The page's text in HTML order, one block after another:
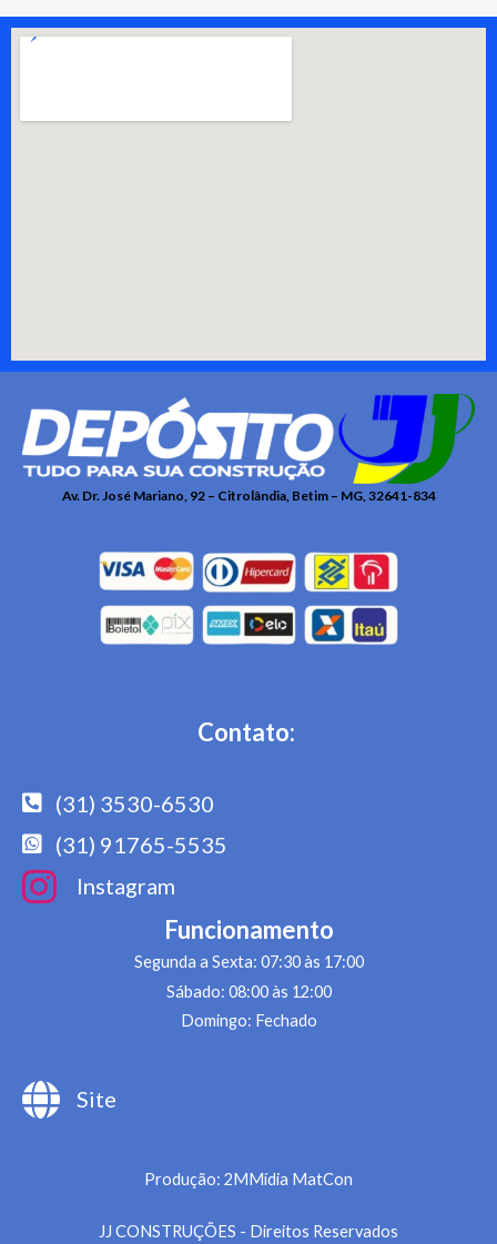
Av. Dr. José Mariano, 92 – Citrolândia, Betim – MG, 32641-834
Contato:
(31) 3530-6530
(31) 91765-5535
Instagram
Funcionamento
Segunda a Sexta: 07:30 às 17:00
Sábado: 08:00 às 12:00
Domingo: Fechado
Site
Produção: 2MMídia MatCon
JJ CONSTRUÇÕES - Direitos Reservados